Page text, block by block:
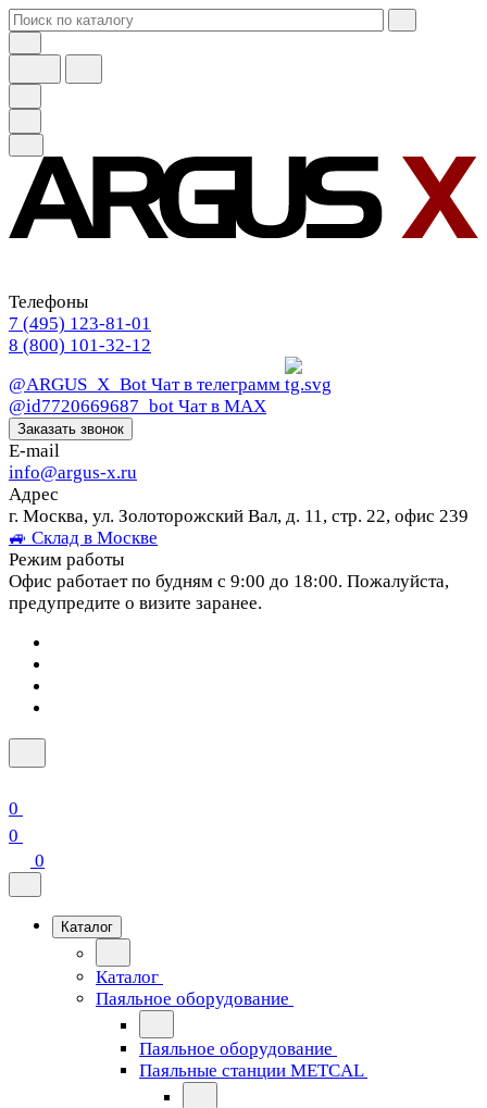
Телефоны
7 (495) 123-81-01
8 (800) 101-32-12
@ARGUS_X_Bot Чат в телеграмм
@id7720669687_bot Чат в МАХ
Заказать звонок
E-mail
info@argus-x.ru
Адрес
г. Москва, ул. Золоторожский Вал, д. 11, стр. 22, офис 239
🚙 Склад в Москве
Режим работы
Офис работает по будням с 9:00 до 18:00. Пожалуйста,
предупредите о визите заранее.
0
0
0
Каталог
Каталог
Паяльное оборудование
Паяльное оборудование
Паяльные станции METCAL